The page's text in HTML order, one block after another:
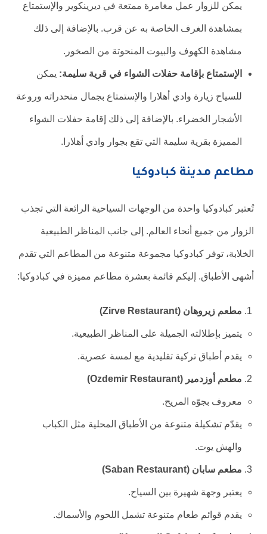
يمكن للزوار عمل مغامرة ممتعة في ديرينكوير والإستمتاع
بمشاهدة الغرف الخاصة به عن قرب. بالإضافة إلى ذلك
مشاهدة الكهوف والبيوت المنحوتة من الصخور.
الإستمتاع بإقامة حفلات الشواء في قرية سليمة: يمكن
للسياح زيارة وادي أهلارا والإستمتاع بجمال منحدراته وروعة
الأشجار الخضراء. بالإضافة إلى ذلك إقامة حفلات الشواء
المميزة بقرية سليمة التي تقع بجوار وادي أهلارا.
مطاعم مدينة كبادوكيا
تُعتبر كبادوكيا واحدة من الوجهات السياحية الرائعة التي تجذب
الزوار من جميع أنحاء العالم. إلى جانب المناظر الطبيعية
الخلابة، توفر كبادوكيا مجموعة متنوعة من المطاعم التي تقدم
أشهى الأطباق. إليكم قائمة بعشرة مطاعم مميزة في كبادوكيا:
مطعم زيروهان (Zirve Restaurant)
يتميز بإطلالته الجميلة على المناظر الطبيعية.
يقدم أطباق تركية تقليدية مع لمسة عصرية.
مطعم أوزدمير (Ozdemir Restaurant)
معروف بجوّه المريح.
يقدّم تشكيلة متنوعة من الأطباق المحلية مثل الكباب
والهش يوت.
مطعم سابان (Saban Restaurant)
يعتبر وجهة شهيرة بين السياح.
يقدم قوائم طعام متنوعة تشمل اللحوم والأسماك.